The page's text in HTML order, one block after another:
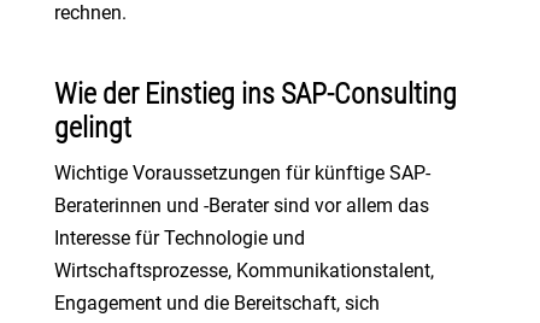
rechnen.
Wie der Einstieg ins SAP-Consulting
gelingt
Wichtige Voraussetzungen für künftige SAP-
Beraterinnen und -Berater sind vor allem das
Interesse für Technologie und
Wirtschaftsprozesse, Kommunikationstalent,
Engagement und die Bereitschaft, sich